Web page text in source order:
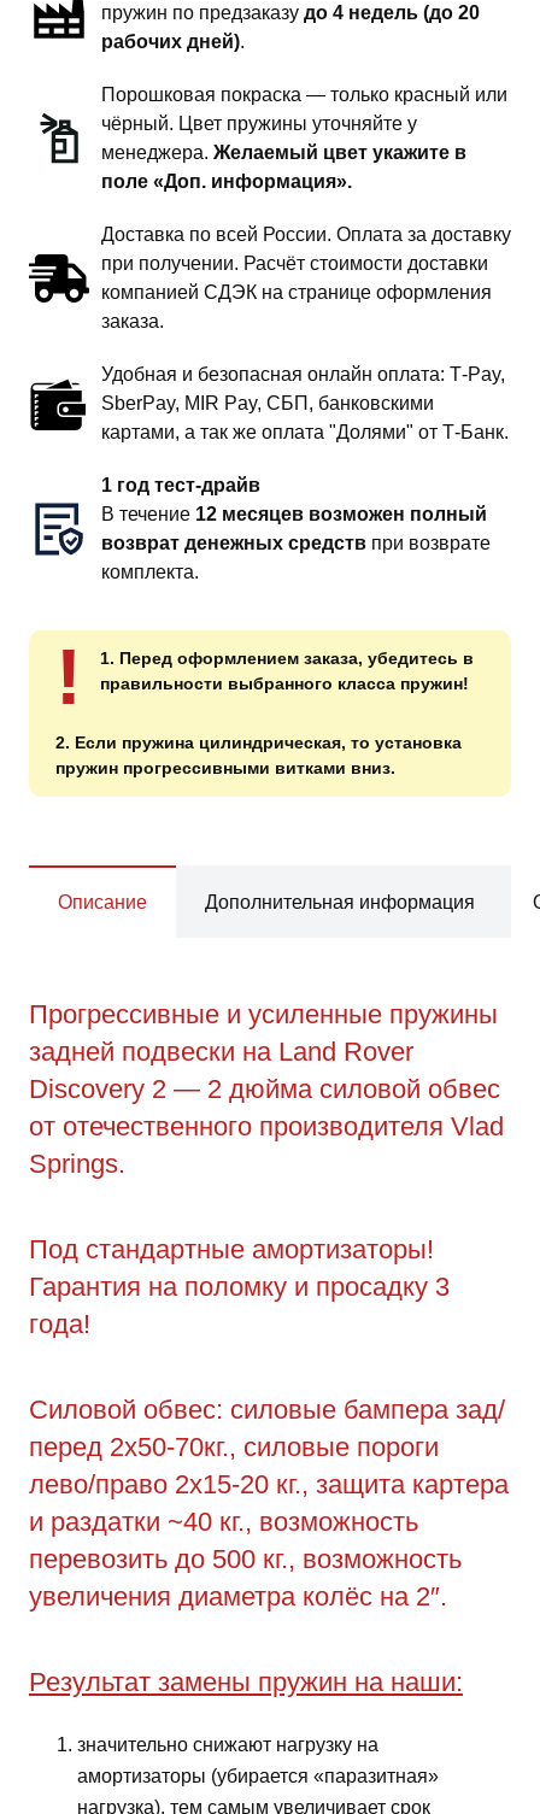
дюйма
пружин по предзаказу до 4 недель (до 20
рабочих дней).
Порошковая покраска — только красный или
чёрный. Цвет пружины уточняйте у
менеджера. Желаемый цвет укажите в
поле «Доп. информация».
Доставка по всей России. Оплата за доставку
при получении. Расчёт стоимости доставки
компанией СДЭК на странице оформления
заказа.
Удобная и безопасная онлайн оплата: T‑Pay,
SberPay, MIR Pay, СБП, банковскими
картами, а так же оплата "Долями" от Т-Банк.
1 год тест-драйв
В течение 12 месяцев возможен полный
возврат денежных средств при возврате
комплекта.
!
1. Перед оформлением заказа, убедитесь в
правильности выбранного класса пружин!
2. Если пружина цилиндрическая, то установка
пружин прогрессивными витками вниз.
Описание Дополнительная информация
Прогрессивные и усиленные пружины
задней подвески на Land Rover
Discovery 2 — 2 дюйма силовой обвес
от отечественного производителя Vlad
Springs.
Под стандартные амортизаторы!
Гарантия на поломку и просадку 3
года!
Силовой обвес: силовые бампера зад/
перед 2х50-70кг., силовые пороги
лево/право 2х15-20 кг., защита картера
и раздатки ~40 кг., возможность
перевозить до 500 кг., возможность
увеличения диаметра колёс на 2″.
Результат замены пружин на наши:
значительно снижают нагрузку на
амортизаторы (убирается «паразитная»
нагрузка), тем самым увеличивает срок